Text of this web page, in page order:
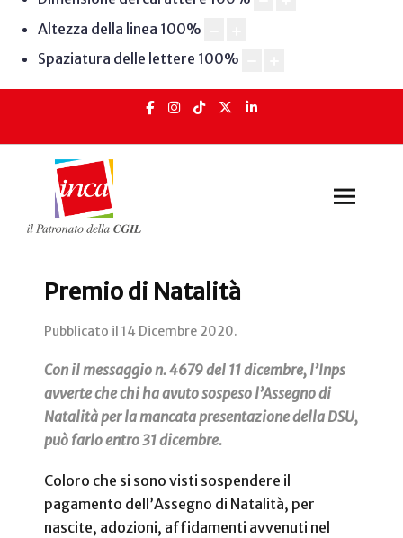
Altezza della linea 100%
Spaziatura delle lettere 100%
Premio di Natalità
Pubblicato il 14 Dicembre 2020.
Con il messaggio n. 4679 del 11 dicembre, l’Inps
avverte che chi ha avuto sospeso l’Assegno di
Natalità per la mancata presentazione della DSU,
può farlo entro 31 dicembre.
Coloro che si sono visti sospendere il
pagamento dell’Assegno di Natalità, per
nascite, adozioni, affidamenti avvenuti nel